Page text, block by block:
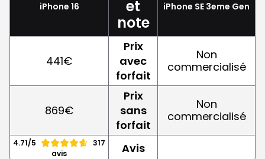
iPhone 16
et
note
iPhone SE 3eme Gen
441€
Prix
avec
forfait
Non
commercialisé
869€
Prix
sans
forfait
Non
commercialisé
4.71/5
317
avis
Avis